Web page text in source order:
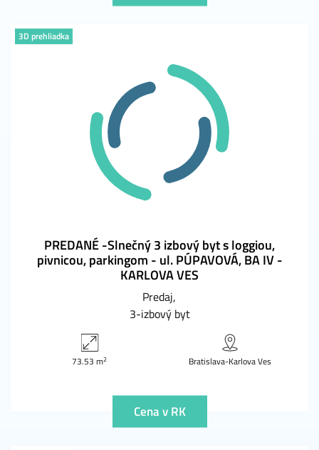
3D prehliadka
PREDANÉ -Slnečný 3 izbový byt s loggiou,
pivnicou, parkingom - ul. PÚPAVOVÁ, BA IV -
KARLOVA VES
Predaj
3-izbový byt
73.53 m2 Bratislava-Karlova Ves
Cena v RK